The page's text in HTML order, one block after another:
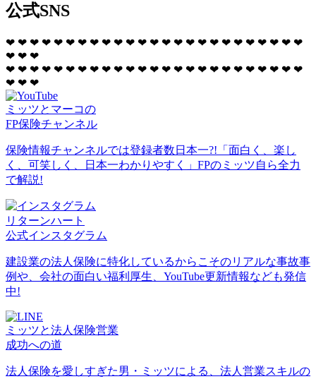
公式SNS
❤ ❤ ❤ ❤ ❤ ❤ ❤ ❤ ❤ ❤ ❤ ❤ ❤ ❤ ❤ ❤ ❤ ❤ ❤ ❤ ❤ ❤ ❤ ❤ ❤
❤ ❤ ❤
❤ ❤ ❤ ❤ ❤ ❤ ❤ ❤ ❤ ❤ ❤ ❤ ❤ ❤ ❤ ❤ ❤ ❤ ❤ ❤ ❤ ❤ ❤ ❤ ❤
❤ ❤ ❤
ミッツとマーコの
FP保険チャンネル
保険情報チャンネルでは登録者数日本一?!「面白く、楽し
く、可笑しく、日本一わかりやすく」FPのミッツ自ら全力
で解説!
リターンハート
公式インスタグラム
建設業の法人保険に特化しているからこそのリアルな事故事
例や、会社の面白い福利厚生、YouTube更新情報なども発信
中!
ミッツと法人保険営業
成功への道
法人保険を愛しすぎた男・ミッツによる、法人営業スキルの